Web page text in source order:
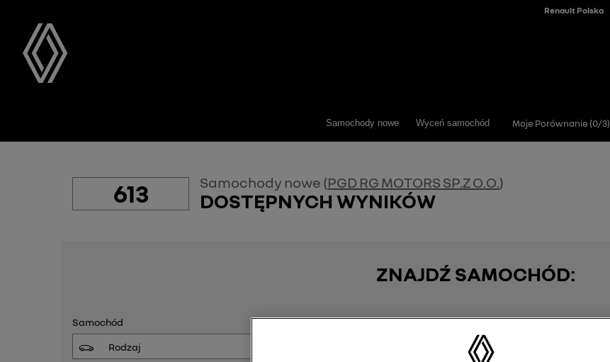
Samochody nowe Wyceń samochód Moje Porównanie (0/3)
613 Samochody nowe (PGD RG MOTORS SP.Z O.O.)
DOSTĘPNYCH WYNIKÓW
ZNAJDŹ SAMOCHÓD:
Samochód Cena